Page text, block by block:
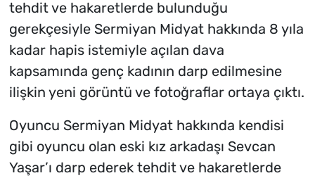
tehdit ve hakaretlerde bulunduğu
gerekçesiyle Sermiyan Midyat hakkında 8 yıla
kadar hapis istemiyle açılan dava
kapsamında genç kadının darp edilmesine
ilişkin yeni görüntü ve fotoğraflar ortaya çıktı.
Oyuncu Sermiyan Midyat hakkında kendisi
gibi oyuncu olan eski kız arkadaşı Sevcan
Yaşar’ı darp ederek tehdit ve hakaretlerde